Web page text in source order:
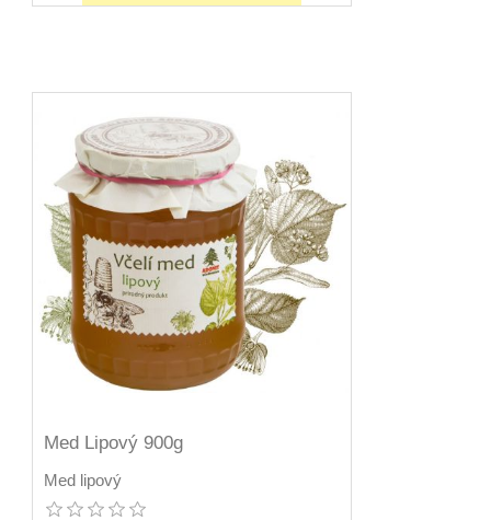
Med Lipový 900g
Med lipový